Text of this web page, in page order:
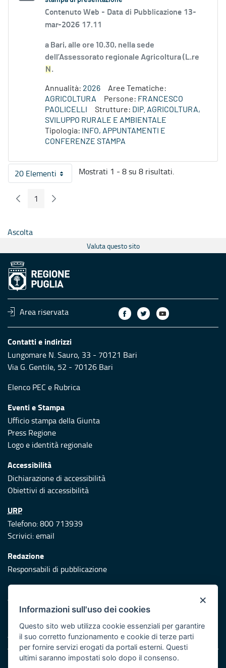
Contenuto Web - Data di Pubblicazione 13-
mar-2026 17.11
a Bari, alle ore 10.30, nella sede
dell’Assessorato regionale Agricoltura (L.re
N .
Annualità: 2026
Aree Tematiche:
AGRICOLTURA
Persone: FRANCESCO
PAOLICELLI
Strutture: DIP. AGRICOLTURA,
SVILUPPO RURALE E AMBIENTALE
Tipologia:
INFO, APPUNTAMENTI E
CONFERENZE STAMPA
20 ElementiPer pagina
Mostrati 1 - 8 su 8 risultati.
Pagina Precedente
Pagina
1 Pagina Seguente
Ascolta
Valuta questo sito
Area riservata
Contatti e indirizzi
Lungomare N. Sauro, 33 - 70121 Bari
Via G. Gentile, 52 - 70126 Bari
Elenco PEC e Rubrica
Eventi e Stampa
Ufficio stampa della Giunta
Press Regione
Logo e identità regionale
Accessibilità
Dichiarazione di accessibilità
Obiettivi di accessibilità
URP
Telefono: 800 713939
Scrivici:email
Redazione
Responsabili di pubblicazione
Protezione civile
Vai al sito di Protezione Civile Puglia
Iniziativa finanziata con risorse del POR Puglia 2014/2020 -
Asse XI
Note legali
×
Informazioni sull'uso dei cookies
Questo sito web utilizza cookie essenziali per garantire
il suo corretto funzionamento e cookie di terze parti
per fornire servizi erogati da portali esterni. Questi
ultimi saranno impostati solo dopo il consenso.